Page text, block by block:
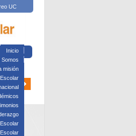
UC
Inicio
Somos
misión